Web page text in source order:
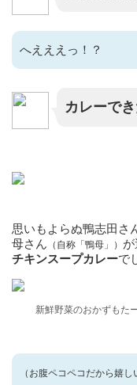
へえええっ！？
カレーでき
思いもよらぬ鴨志田
母さん （自称「鴨母」） が
チキンスープカレーで
新鮮野菜のおかずもた
（お腹ペコペコだから嬉